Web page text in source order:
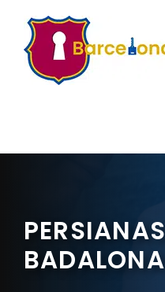
contenido
PERSIANAS
BADALONA